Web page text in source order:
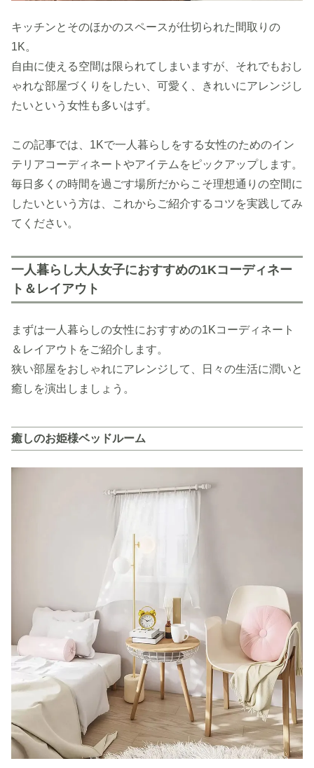
キッチンとそのほかのスペースが仕切られた間取りの
1K。
自由に使える空間は限られてしまいますが、それでもおし
ゃれな部屋づくりをしたい、可愛く、きれいにアレンジし
たいという女性も多いはず。
この記事では、1Kで一人暮らしをする女性のためのイン
テリアコーディネートやアイテムをピックアップします。
毎日多くの時間を過ごす場所だからこそ理想通りの空間に
したいという方は、これからご紹介するコツを実践してみ
てください。
一人暮らし大人女子におすすめの1Kコーディネー
ト＆レイアウト
まずは一人暮らしの女性におすすめの1Kコーディネート
＆レイアウトをご紹介します。
狭い部屋をおしゃれにアレンジして、日々の生活に潤いと
癒しを演出しましょう。
癒しのお姫様ベッドルーム